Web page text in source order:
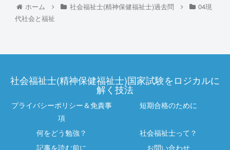
ホーム 社会福祉士(精神保健福祉士)過去問
04現
代社会と福祉
社会福祉士(精神保健福祉士)国家試験をロジカルに
解く技法
プライバシーポリシー＆免責事
項
短期合格のために
何をどう勉強？
社会福祉士って？
記事を読む前に
お問い合わせ